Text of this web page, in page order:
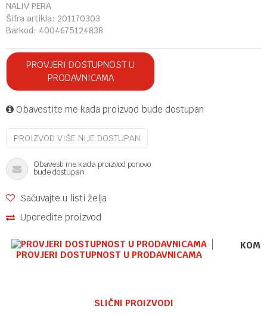
NALIV PERA
Šifra artikla: 201170303
Barkod: 4004675124838
PROVJERI DOSTUPNOST U
PRODAVNICAMA
Obavestite me kada proizvod bude dostupan
PROIZVOD VIŠE NIJE DOSTUPAN
Obavesti me kada proizvod ponovo
bude dostupan
Sačuvajte u listi želja
Uporedite proizvod
PROVJERI DOSTUPNOST U PRODAVNICAMA
SLIČNI PROIZVODI